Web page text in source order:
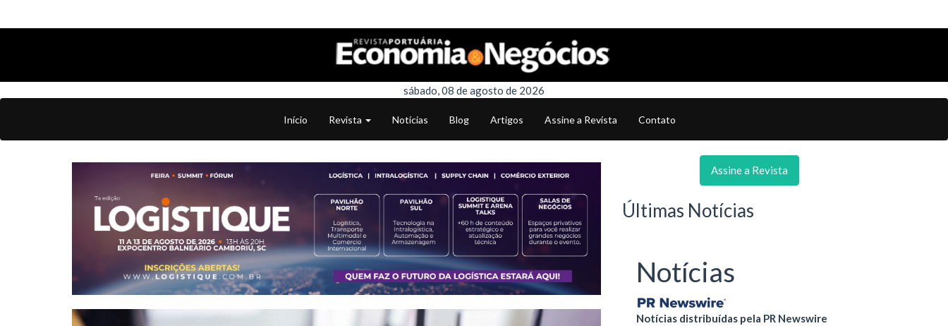
sábado, 08 de agosto de 2026
Início Revista Notícias Blog Artigos Assine a Revista Contato
Assine a Revista
Últimas Notícias
Notícias
Notícias distribuídas pela PR Newswire